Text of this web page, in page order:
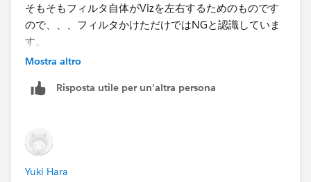
そもそもフィルタ自体がVizを左右するためのものです
ので、、、フィルタかけただけではNGと認識していま
す。
LODで処理した最大の年月やパラメータで選択した日付
して絞っただけのOederDateのカラムでは一意の値と
Tableauの処理を確認できたわけではないですが、Vizに
左右されないという条件は、シートのフィルタ等が適用
される前にDZVの可否を判定するということかと思いま
Mostra altro
Risposta utile per un'altra persona
Yuki Hara